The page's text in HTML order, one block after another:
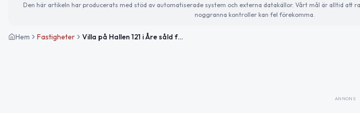
Den här artikeln har producerats med stöd av automatiserade system och externa datakällor. Vårt mål är alltid att
noggranna kontroller kan fel förekomma.
Hem Fastigheter Villa på Hallen 121 i Åre såld för 4 050 000 kronor
ANNONS